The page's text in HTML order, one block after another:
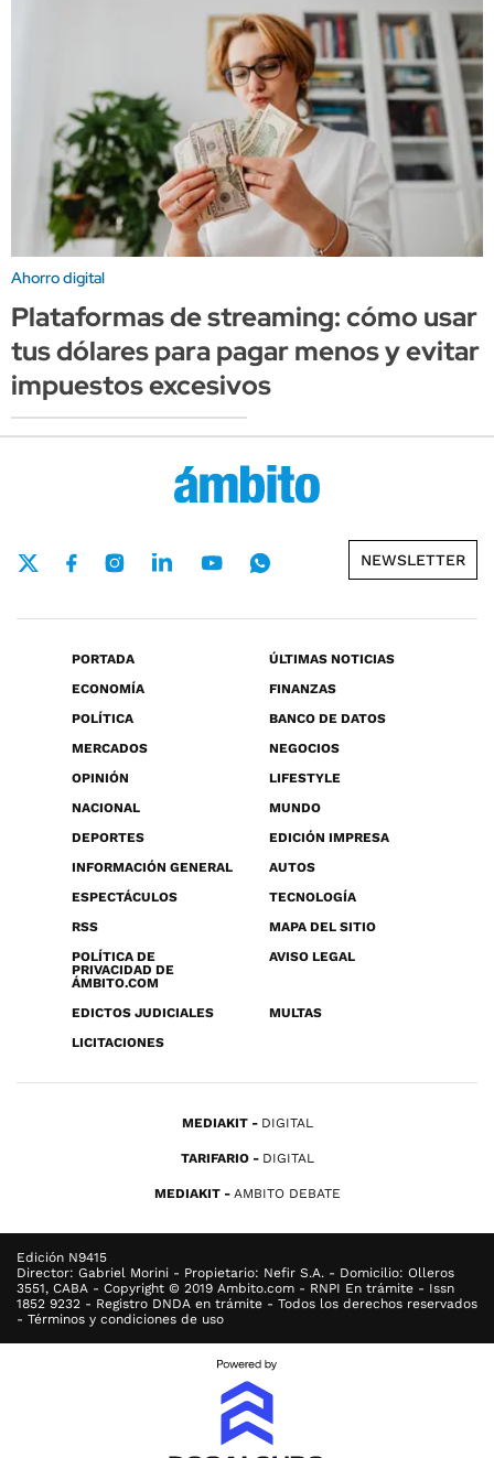
Ahorro digital
Plataformas de streaming: cómo usar
tus dólares para pagar menos y evitar
impuestos excesivos
NEWSLETTER
PORTADA
ÚLTIMAS NOTICIAS
ECONOMÍA
FINANZAS
POLÍTICA
BANCO DE DATOS
MERCADOS
NEGOCIOS
OPINIÓN
LIFESTYLE
NACIONAL
MUNDO
DEPORTES
EDICIÓN IMPRESA
INFORMACIÓN GENERAL
AUTOS
ESPECTÁCULOS
TECNOLOGÍA
RSS
MAPA DEL SITIO
POLÍTICA DE
PRIVACIDAD DE
ÁMBITO.COM
AVISO LEGAL
EDICTOS JUDICIALES
MULTAS
LICITACIONES
MEDIAKIT DIGITAL
TARIFARIO DIGITAL
MEDIAKIT AMBITO DEBATE
Edición N9415
Director: Gabriel Morini - Propietario: Nefir S.A. - Domicilio: Olleros
3551, CABA - Copyright © 2019 Ambito.com - RNPI En trámite - Issn
1852 9232 - Registro DNDA en trámite - Todos los derechos reservados
- Términos y condiciones de uso